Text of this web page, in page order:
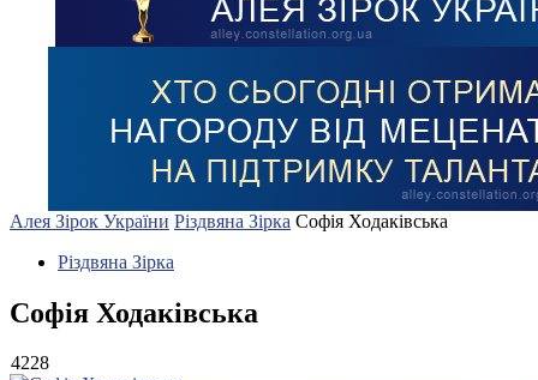
Алея Зірок України Різдвяна Зірка Софія Ходаківська
Різдвяна Зірка
Софія Ходаківська
4228